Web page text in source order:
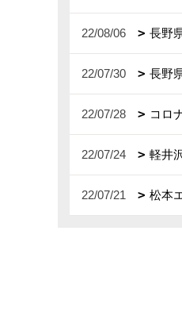
22/08/06 長野
22/07/30 長野
22/07/28 コロ
22/07/24 軽井
22/07/21 松本